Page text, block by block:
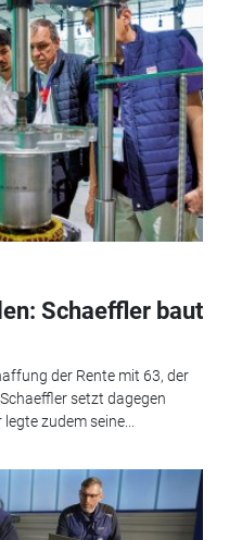
Schaeffler baut
der Rente mit 63, der
setzt dagegen
zudem seine...